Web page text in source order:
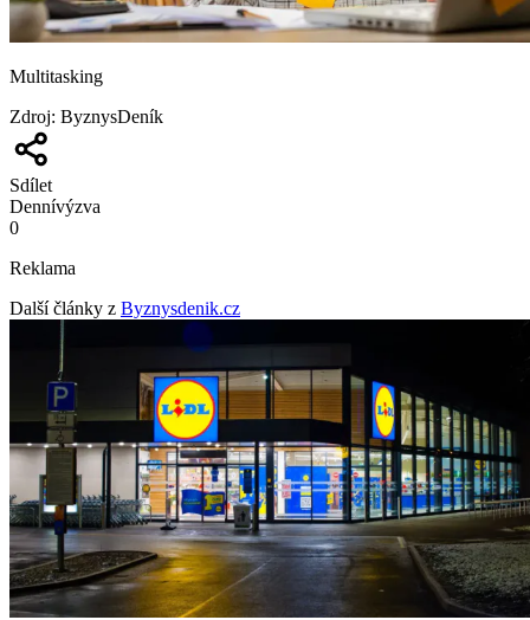
Multitasking
Zdroj: ByznysDeník
Sdílet
Dennívýzva
0
Reklama
Další články z Byznysdenik.cz